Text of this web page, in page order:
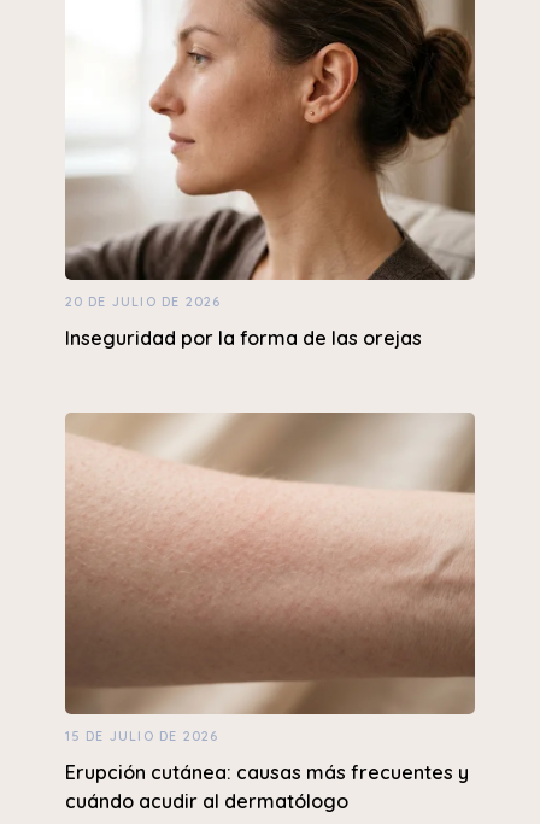
20 DE JULIO DE 2026
Inseguridad por la forma de las orejas
15 DE JULIO DE 2026
Erupción cutánea: causas más frecuentes y
cuándo acudir al dermatólogo